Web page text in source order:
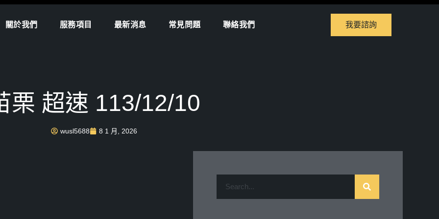
關於我們 服務項目 最新消息 常見問題 聯絡我們 我要諮詢
栗 超速 113/12/10
wusl5688 8 1 月, 2026